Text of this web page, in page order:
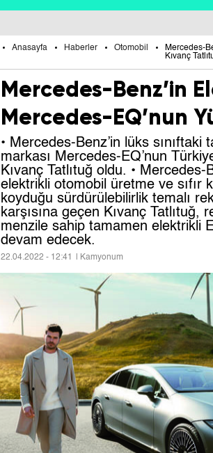
Anasayfa Haberler Otomobil
Mercedes-
Kıvanç
Mercedes-Benz’in
Mercedes-EQ’nun
• Mercedes-Benz’in lüks
markası Mercedes-EQ’nun
Kıvanç Tatlıtuğ oldu. •
elektrikli otomobil üretme ve sıfır
koyduğu sürdürülebilirlik temalı
karşısına geçen Kıvanç
menzile sahip tamamen elektrikli
devam edecek.
22.04.2022 - 12:41 | Kamyonum